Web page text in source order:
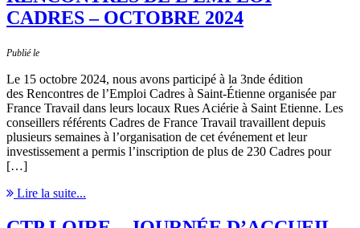
CADRES – OCTOBRE 2024
Publié le
Le 15 octobre 2024, nous avons participé à la 3nde édition
des Rencontres de l’Emploi Cadres à Saint-Étienne organisée par
France Travail dans leurs locaux Rues Aciérie à Saint Etienne. Les
conseillers référents Cadres de France Travail travaillent depuis
plusieurs semaines à l’organisation de cet événement et leur
investissement a permis l’inscription de plus de 230 Cadres pour
[…]
Lire la suite...